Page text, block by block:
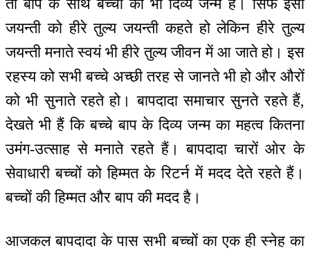
तो बाप के साथ बच्चों का भी दिव्य जन्म है। सिर्फ इसी
जयन्ती को हीरे तुल्य जयन्ती कहते हो लेकिन हीरे तुल्य
जयन्ती मनाते स्वयं भी हीरे तुल्य जीवन में आ जाते हो। इस
रहस्य को सभी बच्चे अच्छी तरह से जानते भी हो और औरों
को भी सुनाते रहते हो। बापदादा समाचार सुनते रहते हैं,
देखते भी हैं कि बच्चे बाप के दिव्य जन्म का महत्व कितना
उमंग-उत्साह से मनाते रहते हैं। बापदादा चारों ओर के
सेवाधारी बच्चों को हिम्मत के रिटर्न में मदद देते रहते हैं।
बच्चों की हिम्मत और बाप की मदद है।
आजकल बापदादा के पास सभी बच्चों का एक ही स्नेह का